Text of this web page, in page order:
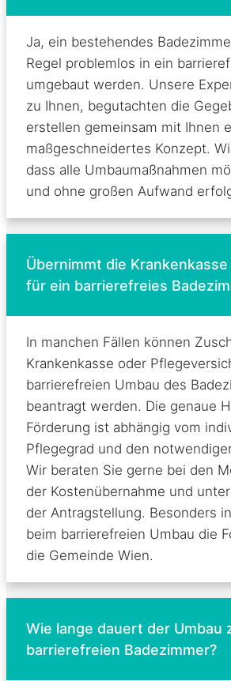
Ja, ein bestehendes
Regel problemlos in ein
umgebaut werden. Unsere
zu Ihnen, begutachten die
erstellen gemeinsam mit Ihnen
maßgeschneidertes Konzept.
dass alle Umbaumaßnahmen
und ohne großen Aufwand
Übernimmt die
für ein barrierefreies
In manchen Fällen können
Krankenkasse oder
barrierefreien Umbau des
beantragt werden. Die genaue
Förderung ist abhängig vom
Pflegegrad und den
Wir beraten Sie gerne bei den
der Kostenübernahme und
der Antragstellung. Besonders
beim barrierefreien Umbau die
die Gemeinde Wien.
Wie lange dauert der Umbau
barrierefreien Badezimmer?